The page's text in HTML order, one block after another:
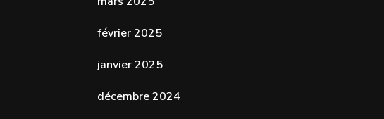
février 2025
janvier 2025
décembre 2024